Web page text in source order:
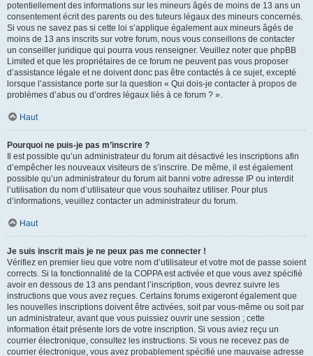
potentiellement des informations sur les mineurs âgés de moins de 13 ans un
consentement écrit des parents ou des tuteurs légaux des mineurs concernés.
Si vous ne savez pas si cette loi s’applique également aux mineurs âgés de
moins de 13 ans inscrits sur votre forum, nous vous conseillons de contacter
un conseiller juridique qui pourra vous renseigner. Veuillez noter que phpBB
Limited et que les propriétaires de ce forum ne peuvent pas vous proposer
d’assistance légale et ne doivent donc pas être contactés à ce sujet, excepté
lorsque l’assistance porte sur la question « Qui dois-je contacter à propos de
problèmes d’abus ou d’ordres légaux liés à ce forum ? ».
Haut
Pourquoi ne puis-je pas m’inscrire ?
Il est possible qu’un administrateur du forum ait désactivé les inscriptions afin
d’empêcher les nouveaux visiteurs de s’inscrire. De même, il est également
possible qu’un administrateur du forum ait banni votre adresse IP ou interdit
l’utilisation du nom d’utilisateur que vous souhaitez utiliser. Pour plus
d’informations, veuillez contacter un administrateur du forum.
Haut
Je suis inscrit mais je ne peux pas me connecter !
Vérifiez en premier lieu que votre nom d’utilisateur et votre mot de passe soient
corrects. Si la fonctionnalité de la COPPA est activée et que vous avez spécifié
avoir en dessous de 13 ans pendant l’inscription, vous devrez suivre les
instructions que vous avez reçues. Certains forums exigeront également que
les nouvelles inscriptions doivent être activées, soit par vous-même ou soit par
un administrateur, avant que vous puissiez ouvrir une session ; cette
information était présente lors de votre inscription. Si vous aviez reçu un
courrier électronique, consultez les instructions. Si vous ne recevez pas de
courrier électronique, vous avez probablement spécifié une mauvaise adresse